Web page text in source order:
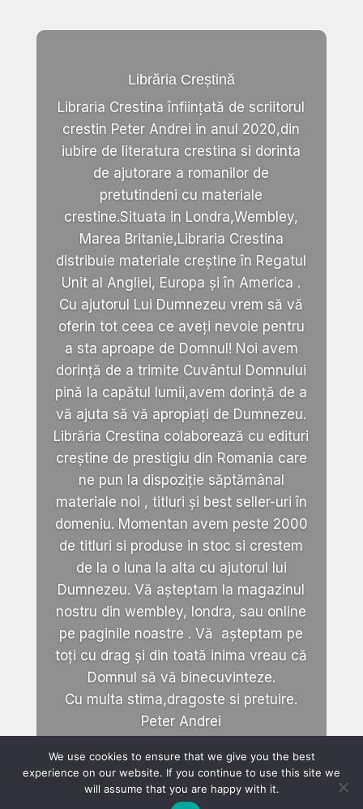
Librăria Creștină
Libraria Crestina înființată de scriitorul
crestin Peter Andrei in anul 2020,din
iubire de literatura crestina si dorinta
de ajutorare a romanilor de
pretutindeni cu materiale
crestine.Situata in Londra,Wembley,
Marea Britanie,Libraria Crestina
distribuie materiale creștine în Regatul
Unit al Angliei, Europa și în America .
Cu ajutorul Lui Dumnezeu vrem să vă
oferin tot ceea ce aveți nevoie pentru
a sta aproape de Domnul! Noi avem
dorință de a trimite Cuvântul Domnului
pină la capătul lumii,avem dorință de a
vă ajuta să vă apropiați de Dumnezeu.
Librăria Crestina colaborează cu edituri
creștine de prestigiu din Romania care
ne pun la dispoziție săptămânal
materiale noi , titluri și best seller-uri în
domeniu. Momentan avem peste 2000
de titluri si produse in stoc si crestem
de la o luna la alta cu ajutorul lui
Dumnezeu. Vă așteptam la magazinul
nostru din wembley, londra, sau online
pe paginile noastre . Vă așteptam pe
toți cu drag și din toată inima vreau că
Domnul să vă binecuvinteze.
Cu multa stima,dragoste si pretuire.
Peter Andrei
We use cookies to ensure that we give you the best
experience on our website. If you continue to use this site we
will assume that you are happy with it.